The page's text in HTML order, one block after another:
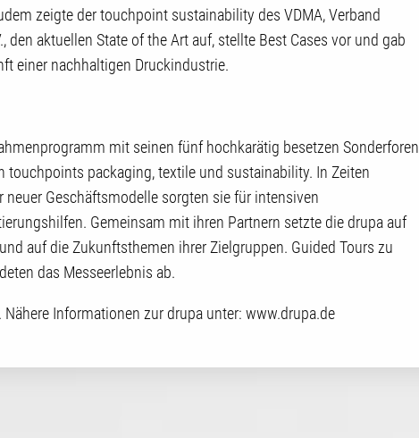
zeigte der touchpoint sustainability des VDMA, Verband
den aktuellen State of the Art auf, stellte Best Cases vor und gab
einer nachhaltigen Druckindustrie.
mit seinen fünf hochkarätig besetzen Sonderforen
touchpoints packaging, textile und sustainability. In Zeiten
Geschäftsmodelle sorgten sie für intensiven
Gemeinsam mit ihren Partnern setzte die drupa auf
auf die Zukunftsthemen ihrer Zielgruppen. Guided Tours zu
das Messeerlebnis ab.
Informationen zur drupa unter: www.drupa.de